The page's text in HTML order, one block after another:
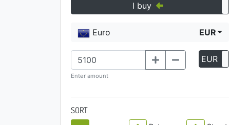
I buy
Euro EUR
Enter amount
EUR
SORT